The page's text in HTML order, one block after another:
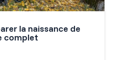
la naissance de
complet